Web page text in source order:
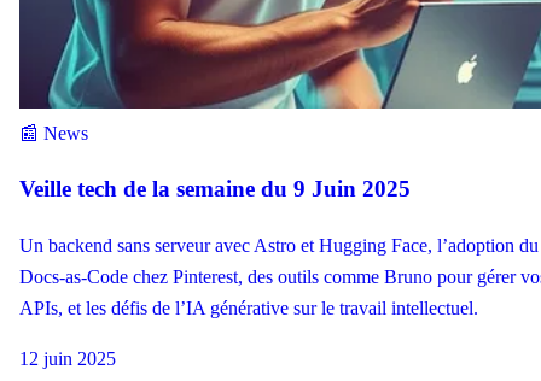
📰 News
Veille tech de la semaine du 9 Juin 2025
Un backend sans serveur avec Astro et Hugging Face, l’adoption du
Docs-as-Code chez Pinterest, des outils comme Bruno pour gérer
APIs, et les défis de l’IA générative sur le travail intellectuel.
12 juin 2025